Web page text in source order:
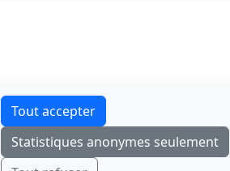
F-Droid·App Store·Google Play·Linux
Tchap
Tout accepter
Statistiques anonymes seulement